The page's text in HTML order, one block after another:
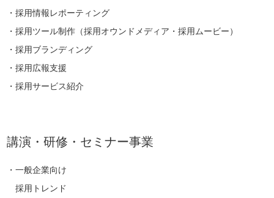
・採用情報レポーティング
・採用ツール制作（採用オウンドメディア・採用ムービー）
・採用ブランディング
・採用広報支援
・採用サービス紹介
講演・研修・セミナー事業
・一般企業向け
採用トレンド